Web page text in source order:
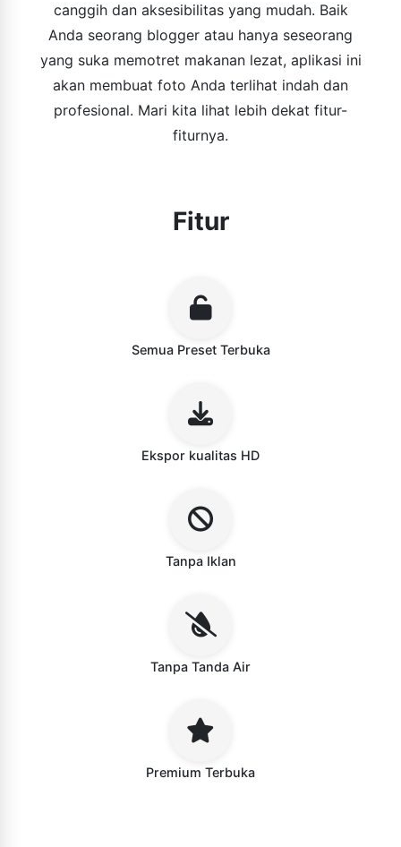
canggih dan aksesibilitas yang mudah. ​​Baik
Anda seorang blogger atau hanya seseorang
yang suka memotret makanan lezat, aplikasi ini
akan membuat foto Anda terlihat indah dan
profesional. Mari kita lihat lebih dekat fitur-
fiturnya.
Fitur
Semua Preset Terbuka
Ekspor kualitas HD
Tanpa Iklan
Tanpa Tanda Air
Premium Terbuka